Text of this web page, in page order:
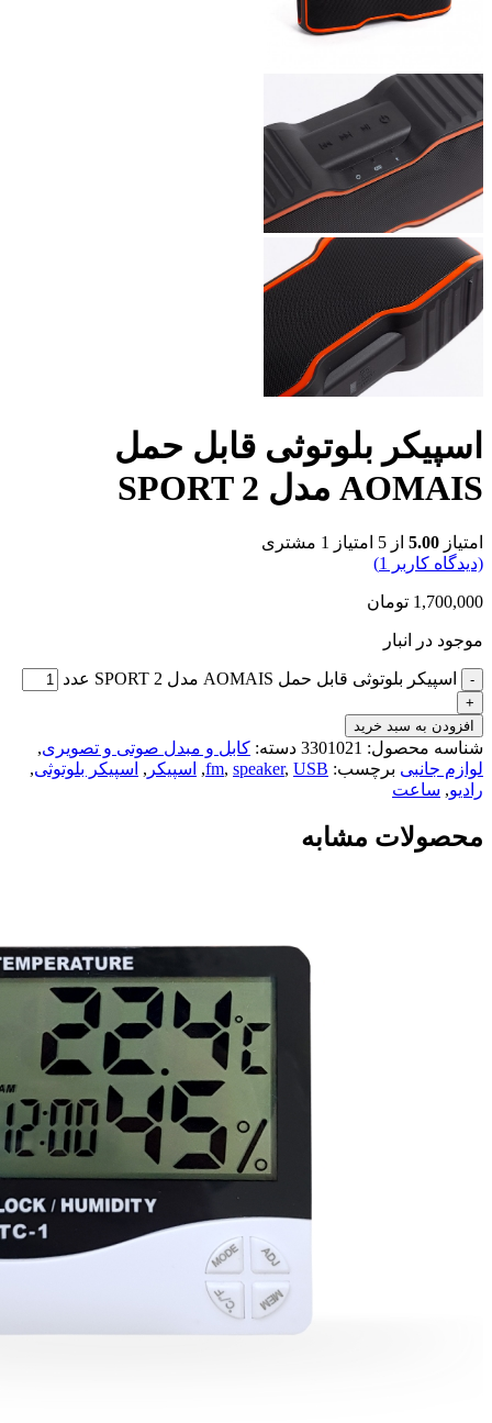
اسپیکر بلوتوثی قابل حمل
AOMAIS مدل SPORT 2
امتیاز 5.00 از 5 امتیاز 1 مشتری
(دیدگاه کاربر
1
)
1,700,000 تومان
موجود در انبار
اسپیکر بلوتوثی قابل حمل AOMAIS مدل SPORT 2 عدد
افزودن به سبد خرید
شناسه محصول: 3301021 دسته: کابل و مبدل صوتی و تصویری,
لوازم جانبی برچسب: fm, speaker, USB
, اسپیکر , اسپیکر بلوتوثی,
رادیو, ساعت
محصولات مشابه